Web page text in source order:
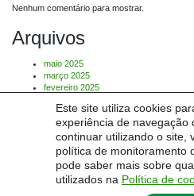
Este site utiliza cookies
experiência de navegação
continuar utilizando o site,
política de monitoramento
pode saber mais sobre
utilizados na Política de
Nenhum comentário para mostrar.
Arquivos
maio 2025
março 2025
fevereiro 2025
dezembro 2024
novembro 2024
Categorias
Sem categoria